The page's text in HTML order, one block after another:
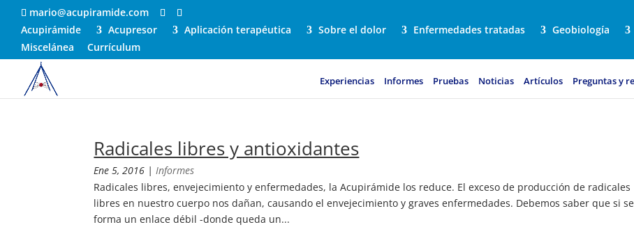
mario@acupiramide.com
Acupirámide
Acupresor Aplicación terapéutica Sobre el dolor Enfermedades tratadas Geobiología
Miscelánea
Currículum
Experiencias Informes Pruebas Noticias Artículos Preguntas y
Radicales libres y antioxidantes
Ene 5, 2016 |Informes
Radicales libres, envejecimiento y enfermedades, la Acupirámide los reduce. El exceso de producción de radicales
libres en nuestro cuerpo nos dañan, causando el envejecimiento y graves enfermedades. Debemos saber que si se
forma un enlace débil -donde queda un...